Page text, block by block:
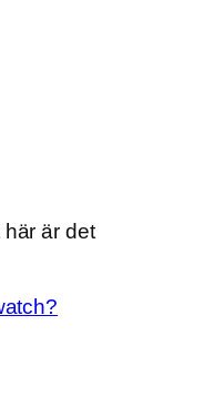
är det